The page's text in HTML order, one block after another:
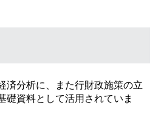
済分析に、また行財政施策の立
礎資料として活用されていま